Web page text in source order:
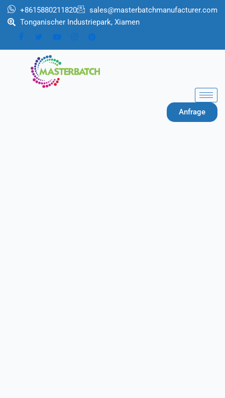
Zum
Inhalt
+8615880211820
sales@masterbatchmanufacturer.com
Tonganischer Industriepark, Xiamen
Anfrage